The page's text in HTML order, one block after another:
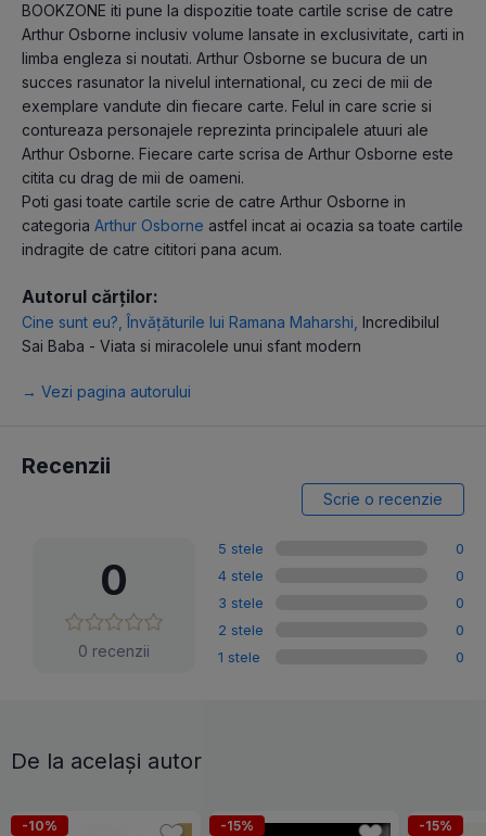
BOOKZONE iti pune la dispozitie toate cartile scrise de catre
Arthur Osborne inclusiv volume lansate in exclusivitate, carti in
limba engleza si noutati. Arthur Osborne se bucura de un
succes rasunator la nivelul international, cu zeci de mii de
exemplare vandute din fiecare carte. Felul in care scrie si
contureaza personajele reprezinta principalele atuuri ale
Arthur Osborne. Fiecare carte scrisa de Arthur Osborne este
citita cu drag de mii de oameni.
Poti gasi toate cartile scrie de catre Arthur Osborne in
categoria Arthur Osborne astfel incat ai ocazia sa toate cartile
indragite de catre cititori pana acum.
Autorul cărților:
Cine sunt eu? ,Învăţăturile lui Ramana Maharshi Incredibilul
Sai Baba - Viata si miracolele unui sfant modern
→ Vezi pagina autorului
Recenzii
Scrie o recenzie
0
0 recenzii
5 stele
0
4 stele
0
3 stele
0
2 stele
0
1 stele
0
De la același autor
-10% -15% -15%